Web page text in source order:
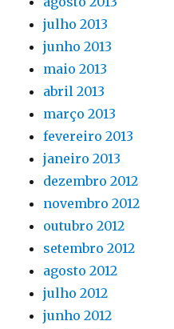
julho 2013
junho 2013
maio 2013
abril 2013
março 2013
fevereiro 2013
janeiro 2013
dezembro 2012
novembro 2012
outubro 2012
setembro 2012
agosto 2012
julho 2012
junho 2012